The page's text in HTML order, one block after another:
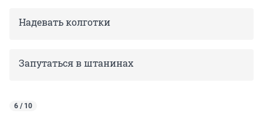
Надевать колготки
Запутаться в штанинах
6 / 10